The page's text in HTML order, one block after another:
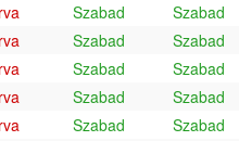
Szabad
Szabad
Szabad
Szabad
Szabad
Szabad
Szabad
Szabad
Szabad
Szabad